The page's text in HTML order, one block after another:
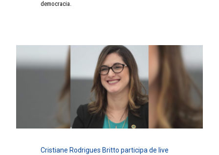
democracia.
Cristiane Rodrigues Britto participa de live